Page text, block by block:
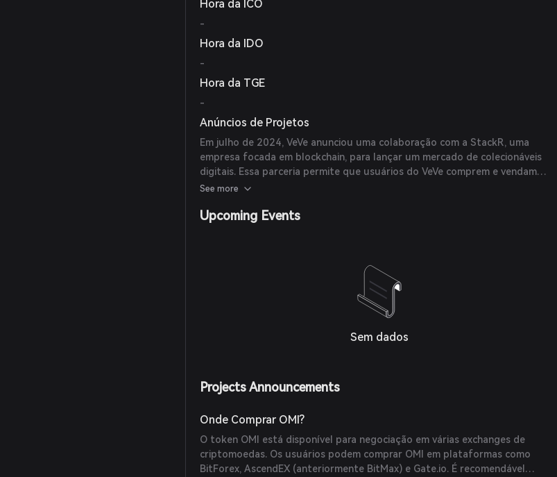
Hora da ICO
-
Hora da IDO
-
Hora da TGE
-
Anúncios de Projetos
Em julho de 2024, VeVe anunciou uma colaboração com a StackR, uma
empresa focada em blockchain, para lançar um mercado de colecionáveis
digitais. Essa parceria permite que usuários do VeVe comprem e vendam
colecionáveis digitais usando o token OMI, ampliando a utilidade e a
See more
Upcoming Events
Sem dados
Projects Announcements
Onde Comprar OMI?
O token OMI está disponível para negociação em várias exchanges de
criptomoedas. Os usuários podem comprar OMI em plataformas como
BitForex, AscendEX (anteriormente BitMax) e Gate.io. É recomendável